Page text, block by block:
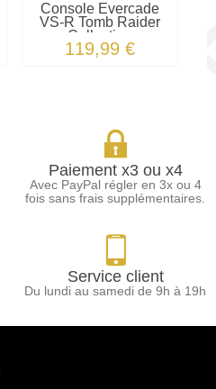
Console Evercade
VS-R Tomb Raider
Collection
119,99 €
Paiement x3 ou x4
Avec PayPal régler en 3x ou 4
fois sans frais supplémentaires.
Service client
Du lundi au samedi de 9h à 19h